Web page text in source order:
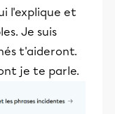
l'explique et
Je suis
t'aideront.
je te parle.